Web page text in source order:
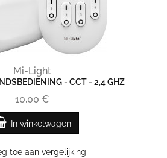
Mi-Light
- CCT - 2,4 GHZ
10,00 €
In winkelwagen
toe aan vergelijking